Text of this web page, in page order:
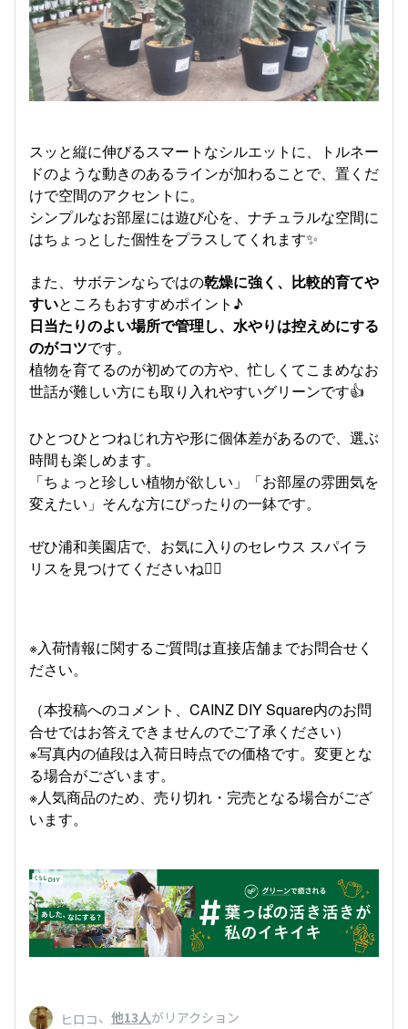
スッと縦に伸びるスマートなシルエットに、トルネー
ドのような動きのあるラインが加わることで、置くだ
けで空間のアクセントに。
シンプルなお部屋には遊び心を、ナチュラルな空間に
はちょっとした個性をプラスしてくれます✨
また、サボテンならではの乾燥に強く、比較的育てや
すいところもおすすめポイント♪
日当たりのよい場所で管理し、水やりは控えめにする
のがコツです。
植物を育てるのが初めての方や、忙しくてこまめなお
世話が難しい方にも取り入れやすいグリーンです👍
ひとつひとつねじれ方や形に個体差があるので、選ぶ
時間も楽しめます。
「ちょっと珍しい植物が欲しい」「お部屋の雰囲気を
変えたい」そんな方にぴったりの一鉢です。
ぜひ浦和美園店で、お気に入りのセレウス スパイラ
リスを見つけてくださいね💁‍♀️
※入荷情報に関するご質問は直接店舗までお問合せく
ださい。
（本投稿へのコメント、CAINZ DIY Square内のお問
合せではお答えできませんのでご了承ください）
※写真内の値段は入荷日時点での価格です。変更とな
る場合がございます。
※人気商品のため、売り切れ・完売となる場合がござ
います。
ヒロコ、 他13人がリアクション